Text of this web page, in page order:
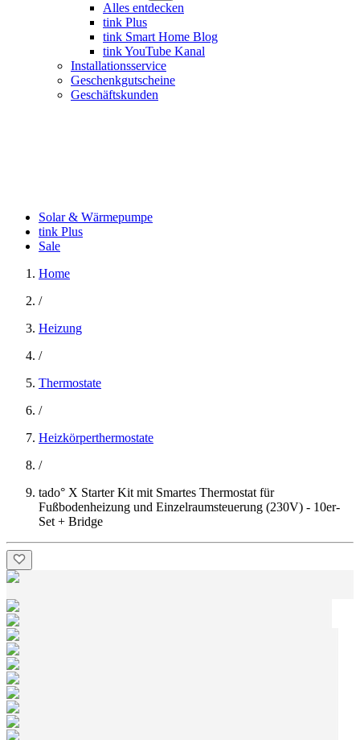
Alles entdecken
tink Plus
tink Smart Home Blog
tink YouTube Kanal
Installationsservice
Geschenkgutscheine
Geschäftskunden
Solar & Wärmepumpe
tink Plus
Sale
Home
/
Heizung
/
Thermostate
/
Heizkörperthermostate
/
tado° X Starter Kit mit Smartes Thermostat für
Fußbodenheizung und Einzelraumsteuerung (230V) - 10er-
Set + Bridge